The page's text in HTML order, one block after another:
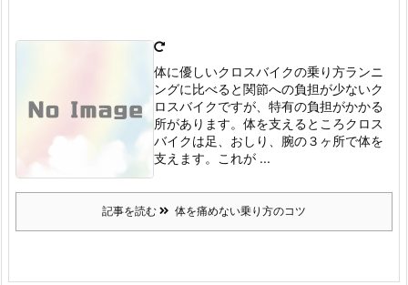
体に優しいクロスバイクの乗り方ランニ
ングに比べると関節への負担が少ないク
ロスバイクですが、特有の負担がかかる
所があります。 体を支えるところクロス
バイクは足、おしり、腕の３ヶ所で体を
支えます。
これが ...
記事を読む 体を痛めない乗り方のコツ